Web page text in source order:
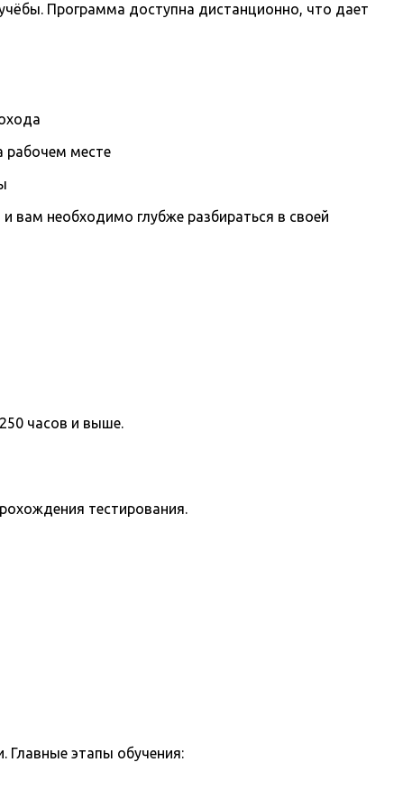
Программа доступна дистанционно, что дает
рабочем месте
необходимо глубже разбираться в своей
часов и выше.
тестирования.
этапы обучения: